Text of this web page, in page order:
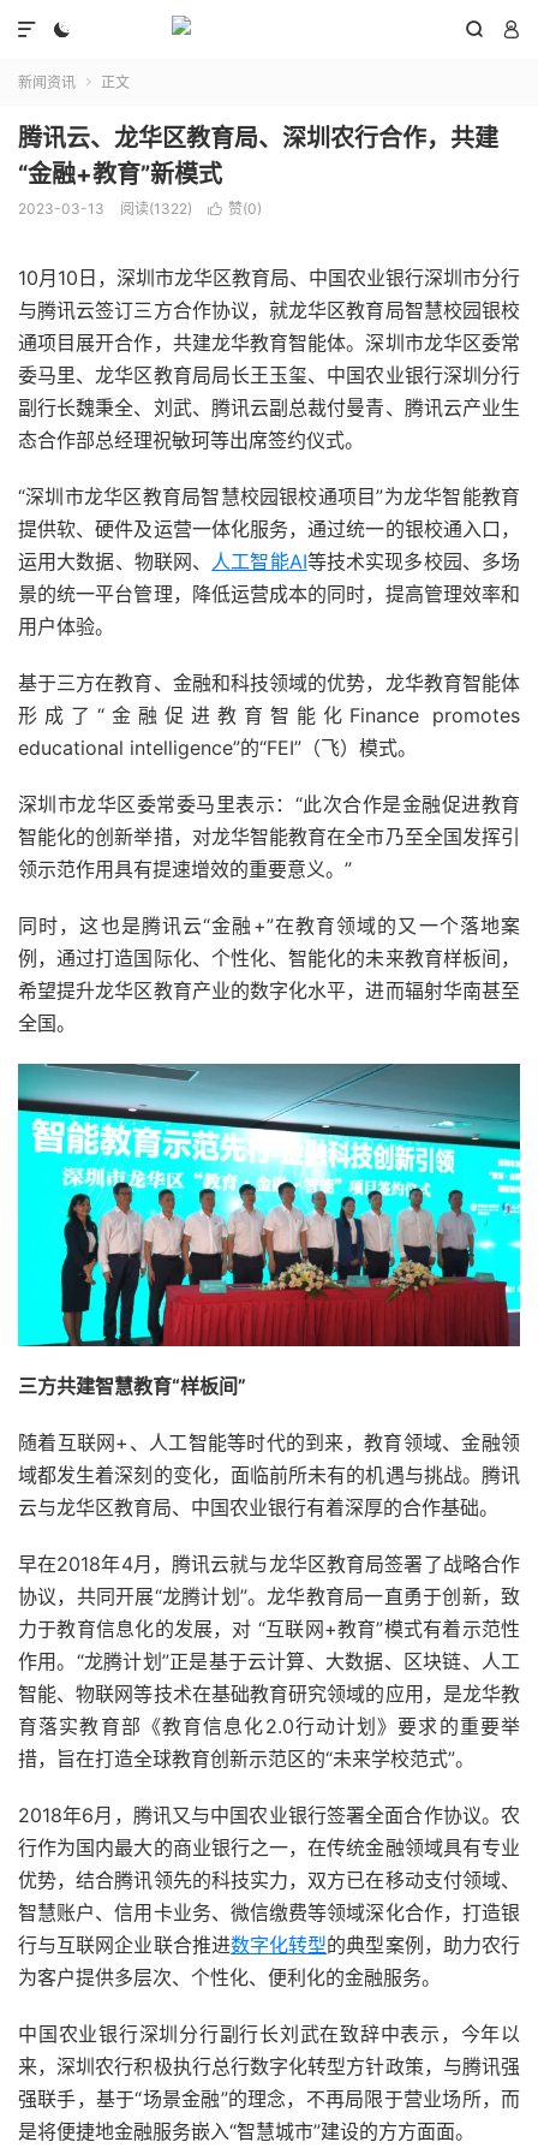
  

新闻资讯  正文
腾讯云、龙华区教育局、深圳农行合作，共建
“金融+教育”新模式
2023-03-13 阅读(1322)  赞(0)
10月10日，深圳市龙华区教育局、中国农业银行深圳市分行
与腾讯云签订三方合作协议，就龙华区教育局智慧校园银校
通项目展开合作，共建龙华教育智能体。深圳市龙华区委常
委马里、龙华区教育局局长王玉玺、中国农业银行深圳分行
副行长魏秉全、刘武、腾讯云副总裁付曼青、腾讯云产业生
态合作部总经理祝敏珂等出席签约仪式。
“深圳市龙华区教育局智慧校园银校通项目”为龙华智能教育
提供软、硬件及运营一体化服务，通过统一的银校通入口，
运用大数据、物联网、 人工智能AI等技术实现多校园、多场
景的统一平台管理，降低运营成本的同时，提高管理效率和
用户体验。
基于三方在教育、金融和科技领域的优势，龙华教育智能体
形成了“金融促进教育智能化Finance promotes
educational intelligence”的“FEI”（飞）模式。
深圳市龙华区委常委马里表示：“此次合作是金融促进教育
智能化的创新举措，对龙华智能教育在全市乃至全国发挥引
领示范作用具有提速增效的重要意义。”
同时，这也是腾讯云“金融+”在教育领域的又一个落地案
例，通过打造国际化、个性化、智能化的未来教育样板间，
希望提升龙华区教育产业的数字化水平，进而辐射华南甚至
全国。
三方共建智慧教育“样板间”
随着互联网+、人工智能等时代的到来，教育领域、金融领
域都发生着深刻的变化，面临前所未有的机遇与挑战。腾讯
云与龙华区教育局、中国农业银行有着深厚的合作基础。
早在2018年4月，腾讯云就与龙华区教育局签署了战略合作
协议，共同开展“龙腾计划”。龙华教育局一直勇于创新，致
力于教育信息化的发展，对 “互联网+教育”模式有着示范性
作用。“龙腾计划”正是基于云计算、大数据、区块链、人工
智能、物联网等技术在基础教育研究领域的应用，是龙华教
育落实教育部《教育信息化2.0行动计划》要求的重要举
措，旨在打造全球教育创新示范区的“未来学校范式”。
2018年6月，腾讯又与中国农业银行签署全面合作协议。农
行作为国内最大的商业银行之一，在传统金融领域具有专业
优势，结合腾讯领先的科技实力，双方已在移动支付领域、
智慧账户、信用卡业务、微信缴费等领域深化合作，打造银
行与互联网企业联合推进数字化转型的典型案例，助力农行
为客户提供多层次、个性化、便利化的金融服务。
中国农业银行深圳分行副行长刘武在致辞中表示，今年以
来，深圳农行积极执行总行数字化转型方针政策，与腾讯强
强联手，基于“场景金融”的理念，不再局限于营业场所，而
是将便捷地金融服务嵌入“智慧城市”建设的方方面面。